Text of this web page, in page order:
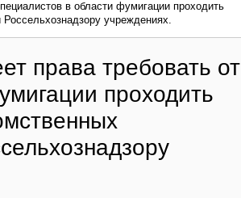
в области фумигации проходить
учреждениях.
права требовать от
проходить